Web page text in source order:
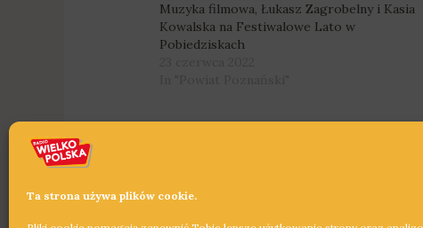
Ta strona używa plików cookie.
Muzyka filmowa, Łukasz Zagrobelny i Kasia
Kowalska na Festiwalowe Lato w
Pobiedziskach